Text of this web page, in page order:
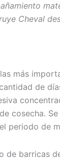
Cheval
más
de
cosecha.
periodo de
de barricas